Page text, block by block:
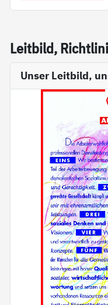
Leit­bild,
Unser Leitbild,